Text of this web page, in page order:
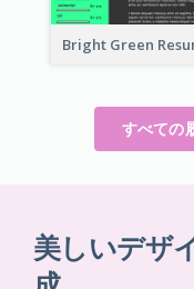
すべての
美しいデザ